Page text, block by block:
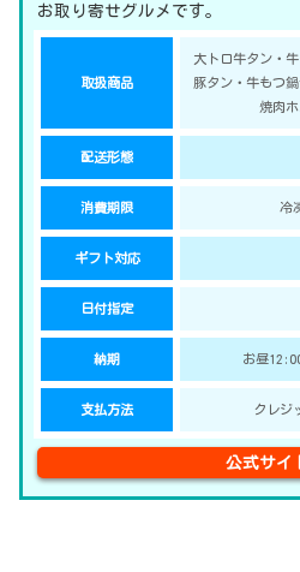
お取り寄せグルメです。
取扱商品
大トロ牛タン・
豚タン・牛もつ
焼肉
配送形態
消費期限 冷
ギフト対応
日付指定
納期 お昼
支払方法 クレジ
公式サイ